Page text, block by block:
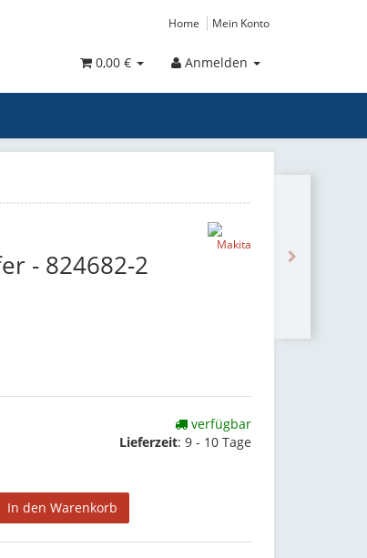
Home Mein Konto
Anmelden
0,00 €
- 824682-2
verfügbar
Lieferzeit: 9 - 10 Tage
In den Warenkorb